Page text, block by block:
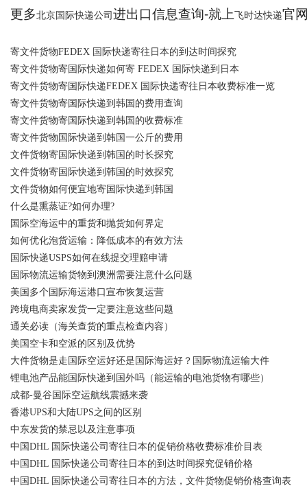
更多北京国际快递公司 进出口信息查询-就上 飞时达快递官
寄文件货物FEDEX 国际快递寄往日本的到达时间探究
寄文件货物寄国际快递如何寄 FEDEX 国际快递到日本
寄文件货物寄国际快递FEDEX 国际快递寄往日本收费标准一览
寄文件货物寄国际快递到韩国的费用查询
寄文件货物寄国际快递到韩国的收费标准
寄文件货物国际快递到韩国一公斤的费用
文件货物寄国际快递到韩国的时长探究
文件货物寄国际快递到韩国的时效探究
文件货物如何便宜地寄国际快递到韩国
什么是熏蒸证?如何办理?
国际空海运中的重货和抛货如何界定
如何优化泡货运输：降低成本的有效方法
国际快递USPS如何在线提交理赔申请
国际物流运输货物到澳洲需要注意什么问题
美国多个国际海运港口宣布恢复运营
跨境电商卖家发货一定要注意这些问题
通关必读（海关查货的重点检查内容）
美国空卡和空派的区别及优势
大件货物是走国际空运好还是国际海运好？国际物流运输大件
锂电池产品能国际快递到国外吗（能运输的电池货物有哪些）
成都-曼谷国际空运航线震撼来袭
香港UPS和大陆UPS之间的区别
中东发货的禁忌以及注意事项
中国DHL 国际快递公司寄往日本的促销价格收费标准价目表
中国DHL 国际快递公司寄往日本的到达时间探究促销价格
中国DHL 国际快递公司寄往日本的方法，文件货物促销价格查询表